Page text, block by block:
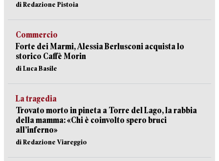
di Redazione Pistoia
Commercio
Forte dei Marmi, Alessia Berlusconi acquista lo
storico Caffè Morin
di Luca Basile
La tragedia
Trovato morto in pineta a Torre del Lago, la rabbia
della mamma: «Chi è coinvolto spero bruci
all’inferno»
di Redazione Viareggio